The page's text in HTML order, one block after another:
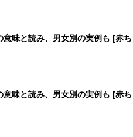
2 3 4 5 >